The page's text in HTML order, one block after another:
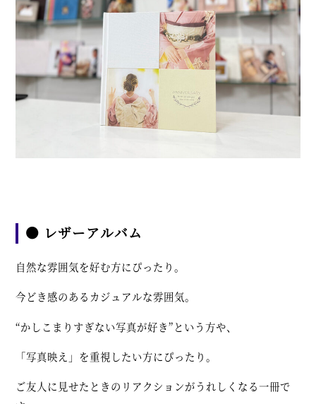
● レザーアルバム
自然な雰囲気を好む方にぴったり。
今どき感のあるカジュアルな雰囲気。
“かしこまりすぎない写真が好き”という方や、
「写真映え」を重視したい方にぴったり。
ご友人に見せたときのリアクションがうれしくなる一冊で